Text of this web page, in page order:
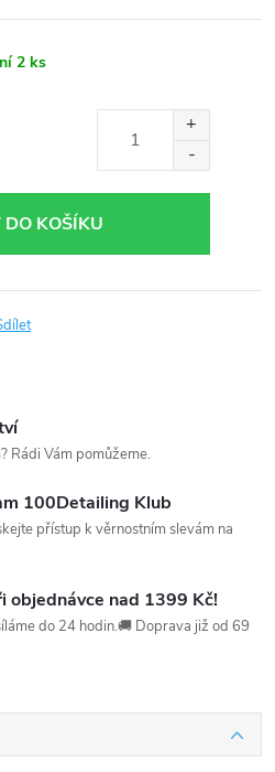
2 ks
DO KOŠÍKU
Rádi Vám pomůžeme.
100Detailing Klub
přístup k věrnostním slevám na
objednávce nad 1399 Kč!
do 24 hodin.🚚 Doprava již od 69